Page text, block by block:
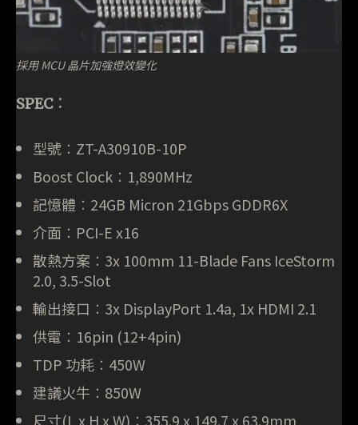
採用 MCU 晶片加強燈效變化
SPEC︰
型號︰ZT-A30910B-10P
Boost Clock︰1,890MHz
記憶體︰24GB Micron 21Gbps GDDR6X
介面︰PCI-E x16
散熱方案︰3x 100mm 11-Blade Fans IceStorm
2.0, 3.5-Slot
輸出接口︰3x DisplayPort 1.4a, 1x HDMI 2.1
供電︰16pin (12+4pin)
TDP 功耗︰450W
建議火牛︰850W
尺寸(L x H x W)︰355.9 x 149.7 x 63.9mm